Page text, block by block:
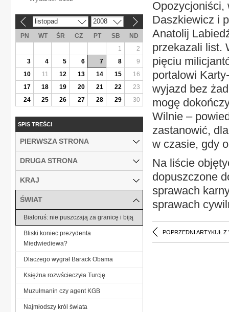
Opozycjoniści,
Daszkiewicz i
Anatolij
przekazali list.
pięciu
portalowi
wyjazd bez
mogę
Wilnie –
zastanowić,
w czasie, gdy
Na liście
dopuszczone
sprawach
sprawach
POPRZEDNI ARTYKUŁ Z
listopad 2008
PN WT ŚR CZ PT SB
ND
1
2
3
4 5 6 7 8
9
10
11 12 13 14 15
16
17
18 19 20 21 22
23
24
25 26 27 28 29 30
SPIS TREŚCI
PIERWSZA STRONA
DRUGA STRONA
KRAJ
ŚWIAT
Białoruś: nie puszczają za granicę i biją
Bliski koniec prezydenta
Miedwiediewa?
Dlaczego wygrał Barack Obama
Księżna rozwścieczyła Turcję
Muzułmanin czy agent KGB
Najmłodszy król świata